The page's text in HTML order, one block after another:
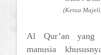
(Ketua
Al Qur’an yang
manusia